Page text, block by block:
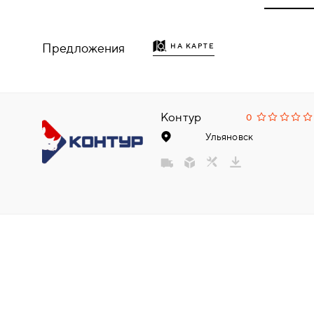
НАКЛАДКИ
ДЕКОРАТИВНЫЕ НАКЛАДКИ/
КЛЮЧЕВИНЫ
Предложения НА КАРТЕ
Контур 0
Ульяновск